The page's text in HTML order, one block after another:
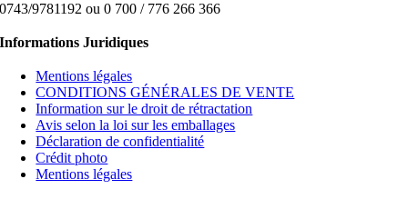
0743/9781192 ou 0 700 / 776 266 366
Informations Juridiques
Mentions légales
CONDITIONS GÉNÉRALES DE VENTE
Information sur le droit de rétractation
Avis selon la loi sur les emballages
Déclaration de confidentialité
Crédit photo
Mentions légales